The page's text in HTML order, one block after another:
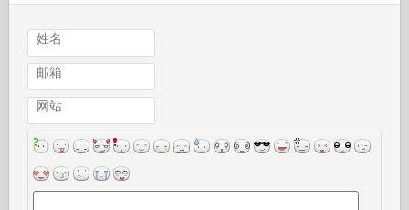
姓名
邮箱
网站